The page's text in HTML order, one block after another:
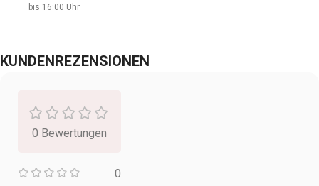
bis 16:00 Uhr
KUNDENREZENSIONEN
0 Bewertungen
0